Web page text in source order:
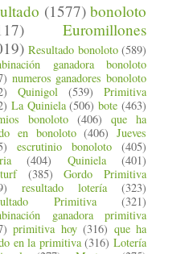
(1577) bonoloto
Euromillones
Resultado bonoloto (589)
ganadora bonoloto
numeros ganadores bonoloto
Quinigol (539)
Primitiva
La Quiniela (506) bote (463)
bonoloto (406)
que ha
en bonoloto (406) Jueves
escrutinio bonoloto
(405)
(404) Quiniela
(401)
(385)
Gordo Primitiva
resultado lotería
(323)
Primitiva
(321)
ganadora primitiva
primitiva hoy (316) que ha
en la primitiva (316) Lotería